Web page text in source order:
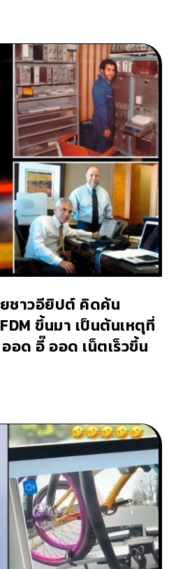
ชาวอียิปต์ คิดค้น
ขึ้นมา เป็นต้นเหตุที่
อด อี๊ ออด เน็ตเร็วขึ้น